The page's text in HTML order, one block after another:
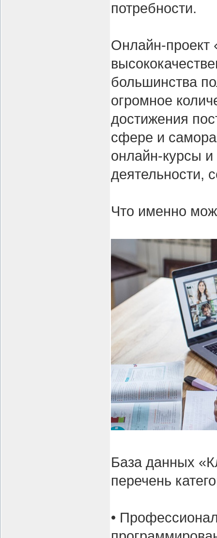
потребности.
Онлайн-проект
большинства
огромное
достижения
сфере и
онлайн-курсы и
деятельности,
Что именно
База данных
перечень
•